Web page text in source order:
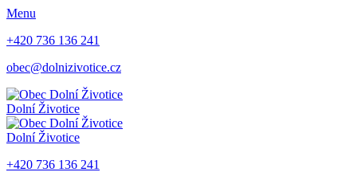
Menu
+420 736 136 241
obec@dolnizivotice.cz
Dolní Životice
Dolní Životice
+420 736 136 241